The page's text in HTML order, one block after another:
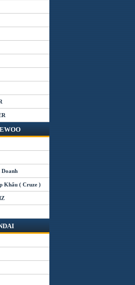
Khẩu ( Cruze )